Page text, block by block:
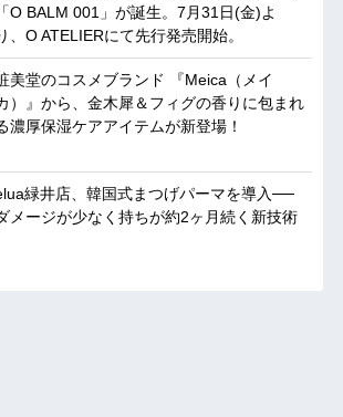
「O BALM 001」が誕生。7月31日(金)よ
、O ATELIERにて先行発売開始。
美堂のコスメブランド 『Meica（メイ
）』から、金木犀＆フィグの香りに包まれ
濃厚保湿ケアアイテムが新登場！
緑井店、韓国式まつげパーマを導入──
メージが少なく持ちが約2ヶ月続く新技術